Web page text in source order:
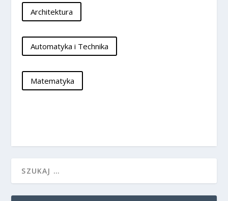
Architektura
Automatyka i Technika
Matematyka